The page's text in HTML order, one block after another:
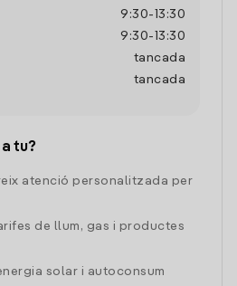
9:30- 13:30
9:30- 13:30
tancada
tancada
tu?
atenció personalitzada per
de llum, gas i productes
solar i autoconsum